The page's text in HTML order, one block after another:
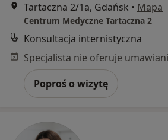
Tartaczna 2/1a, Gdańsk • Mapa
Centrum Medyczne Tartaczna 2
Konsultacja internistyczna
Poproś o wizytę